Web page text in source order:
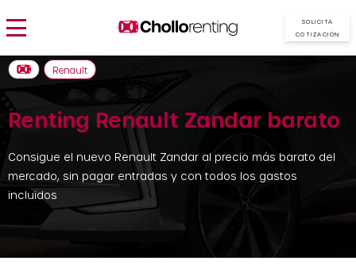
SOLICITA
COTIZACIÓN
Renting Renault Zandar barato
Consigue el nuevo Renault Zandar al precio más barato del
mercado, sin pagar entradas y con todos los gastos
incluidos
Renault